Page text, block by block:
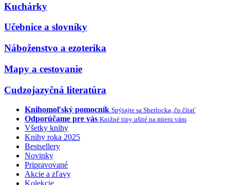
Kuchárky
Učebnice a slovníky
Náboženstvo a ezoterika
Mapy a cestovanie
Cudzojazyčná literatúra
Knihomoľský pomocník Spýtajte sa Sherlocka, čo čítať
Odporúčame pre vás Knižné tipy ušité na mieru vám
Všetky knihy
Knihy roka 2025
Bestsellery
Novinky
Pripravované
Akcie a zľavy